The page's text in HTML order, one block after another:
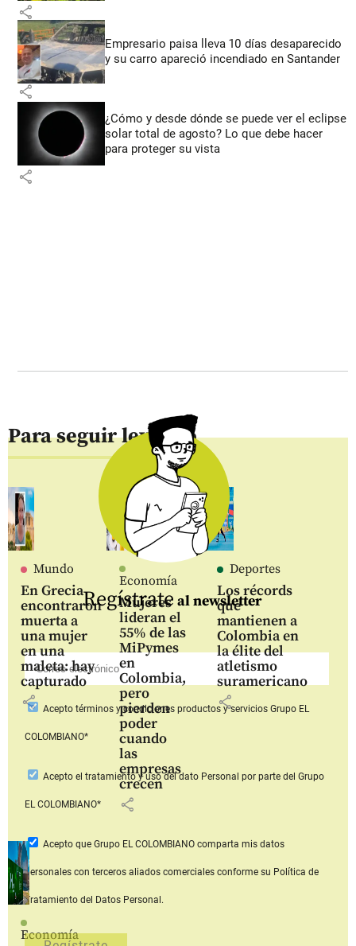
share
Empresario paisa lleva 10 días desaparecido
y su carro apareció incendiado en Santander
share
¿Cómo y desde dónde se puede ver el eclipse
solar total de agosto? Lo que debe hacer
para proteger su vista
share
Para seguir leyendo
Mundo
En Grecia
encontraron
muerta a
una mujer
en una
maleta: hay
capturado
share
Economía
Mujeres
lideran el
55% de las
MiPymes
en
Colombia,
pero
pierden
poder
cuando
las
empresas
crecen
share
Deportes
Los récords
que
mantienen a
Colombia en
la élite del
atletismo
suramericano
share
Economía
Regístrate al newsletter
Aceptotérminos y condiciones productos y serviciosGrupo EL
COLOMBIANO*
Acepto el tratamiento y uso del dato Personal por parte del Grupo
EL COLOMBIANO*
Acepto que Grupo EL COLOMBIANOcomparta mis datos
personales con terceros aliados comerciales conforme su Política de
Tratamiento del Datos Personal.